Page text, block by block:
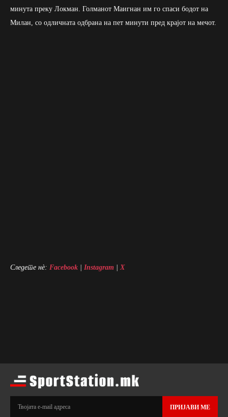
минута преку Локман. Голманот Маигнан им го спаси бодот на
Милан, со одличната одбрана на пет минути пред крајот на мечот.
Следете нè: Facebook | Instagram | X
ПРИЈАВИ МЕ